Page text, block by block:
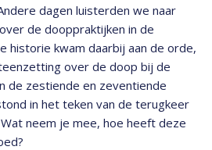
dagen luisterden we naar
de dooppraktijken in de
historie kwam daarbij aan de orde,
over de doop bij de
de zestiende en zeventiende
in het teken van de terugkeer
neem je mee, hoe heeft deze